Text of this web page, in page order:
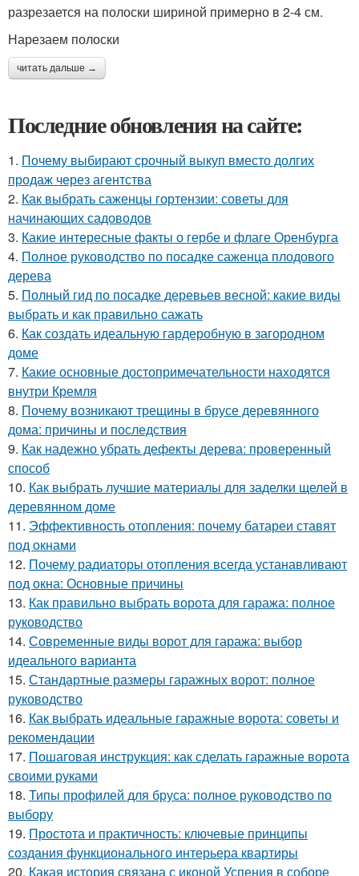
разрезается на полоски шириной примерно в 2-4 см.
Нарезаем полоски
читать дальше →
Последние обновления на сайте:
1. Почему выбирают срочный выкуп вместо долгих
продаж через агентства
2. Как выбрать саженцы гортензии: советы для
начинающих садоводов
3. Какие интересные факты о гербе и флаге Оренбурга
4. Полное руководство по посадке саженца плодового
дерева
5. Полный гид по посадке деревьев весной: какие виды
выбрать и как правильно сажать
6. Как создать идеальную гардеробную в загородном
доме
7. Какие основные достопримечательности находятся
внутри Кремля
8. Почему возникают трещины в брусе деревянного
дома: причины и последствия
9. Как надежно убрать дефекты дерева: проверенный
способ
10. Как выбрать лучшие материалы для заделки щелей в
деревянном доме
11. Эффективность отопления: почему батареи ставят
под окнами
12. Почему радиаторы отопления всегда устанавливают
под окна: Основные причины
13. Как правильно выбрать ворота для гаража: полное
руководство
14. Современные виды ворот для гаража: выбор
идеального варианта
15. Стандартные размеры гаражных ворот: полное
руководство
16. Как выбрать идеальные гаражные ворота: советы и
рекомендации
17. Пошаговая инструкция: как сделать гаражные ворота
своими руками
18. Типы профилей для бруса: полное руководство по
выбору
19. Простота и практичность: ключевые принципы
создания функционального интерьера квартиры
20. Какая история связана с иконой Успения в соборе